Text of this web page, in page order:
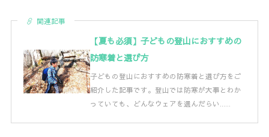
関連記事
【夏も必須】子どもの登山におすすめの
防寒着と選び方
子どもの登山におすすめの防寒着と選び方をご
紹介した記事です。登山では防寒が大事とわか
っていても、どんなウェアを選んだらい……